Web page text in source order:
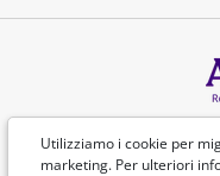
Utilizziamo i cookie per
marketing. Per ulteriori